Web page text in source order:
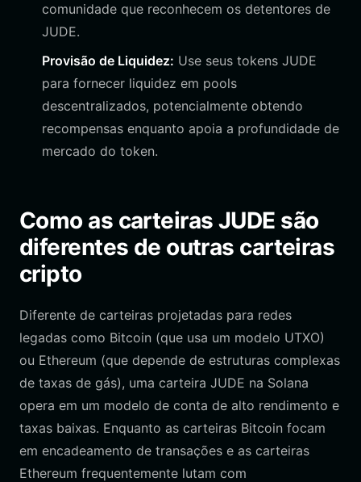
comunidade que reconhecem os detentores de
JUDE.
Provisão de Liquidez: Use seus tokens JUDE
para fornecer liquidez em pools
descentralizados, potencialmente obtendo
recompensas enquanto apoia a profundidade de
mercado do token.
Como as carteiras JUDE são
diferentes de outras carteiras
cripto
Diferente de carteiras projetadas para redes
legadas como Bitcoin (que usa um modelo UTXO)
ou Ethereum (que depende de estruturas complexas
de taxas de gás), uma carteira JUDE na Solana
opera em um modelo de conta de alto rendimento e
taxas baixas. Enquanto as carteiras Bitcoin focam
em encadeamento de transações e as carteiras
Ethereum frequentemente lutam com